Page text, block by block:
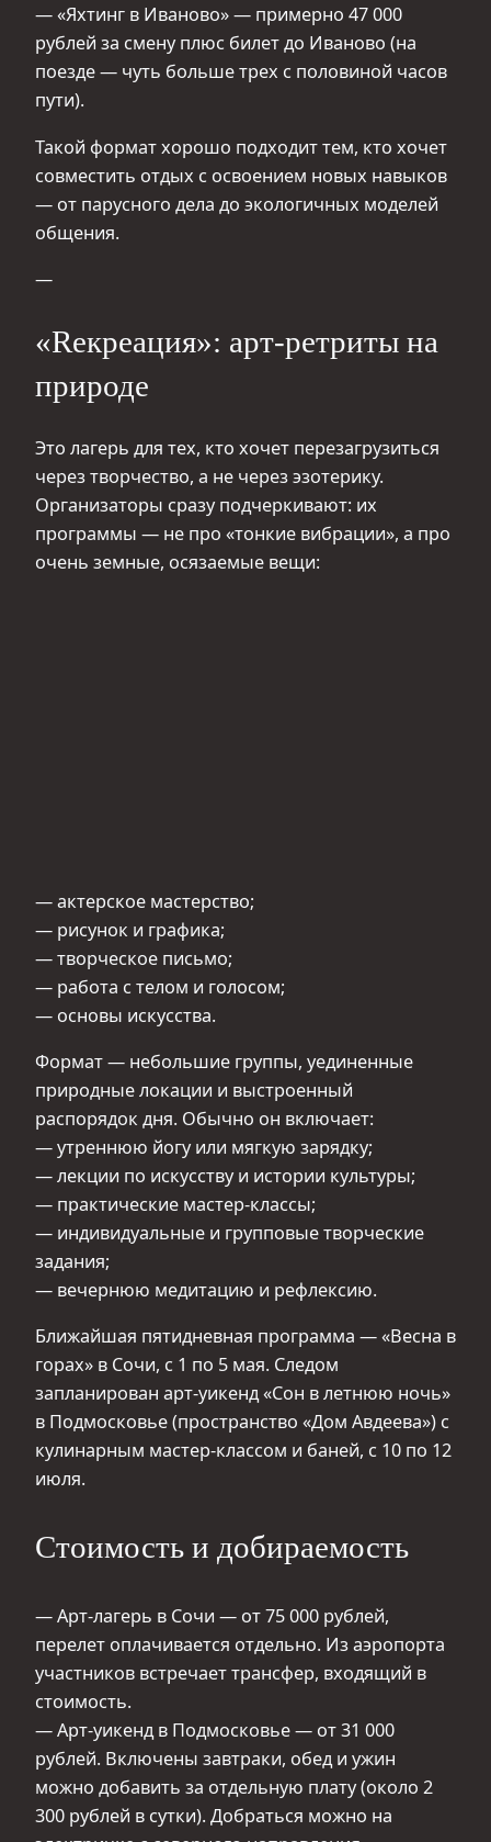
— «Яхтинг в Иваново» — примерно 47 000
рублей за смену плюс билет до Иваново (на
поезде — чуть больше трех с половиной часов
пути).
Такой формат хорошо подходит тем, кто хочет
совместить отдых с освоением новых навыков
— от парусного дела до экологичных моделей
общения.
—
«Rекреация»: арт-ретриты на
природе
Это лагерь для тех, кто хочет перезагрузиться
через творчество, а не через эзотерику.
Организаторы сразу подчеркивают: их
программы — не про «тонкие вибрации», а про
очень земные, осязаемые вещи:
— актерское мастерство;
— рисунок и графика;
— творческое письмо;
— работа с телом и голосом;
— основы искусства.
Формат — небольшие группы, уединенные
природные локации и выстроенный
распорядок дня. Обычно он включает:
— утреннюю йогу или мягкую зарядку;
— лекции по искусству и истории культуры;
— практические мастер-классы;
— индивидуальные и групповые творческие
задания;
— вечернюю медитацию и рефлексию.
Ближайшая пятидневная программа — «Весна в
горах» в Сочи, с 1 по 5 мая. Следом
запланирован арт-уикенд «Сон в летнюю ночь»
в Подмосковье (пространство «Дом Авдеева») с
кулинарным мастер-классом и баней, с 10 по 12
июля.
Стоимость и добираемость
— Арт-лагерь в Сочи — от 75 000 рублей,
перелет оплачивается отдельно. Из аэропорта
участников встречает трансфер, входящий в
стоимость.
— Арт-уикенд в Подмосковье — от 31 000
рублей. Включены завтраки, обед и ужин
можно добавить за отдельную плату (около 2
300 рублей в сутки). Добраться можно на